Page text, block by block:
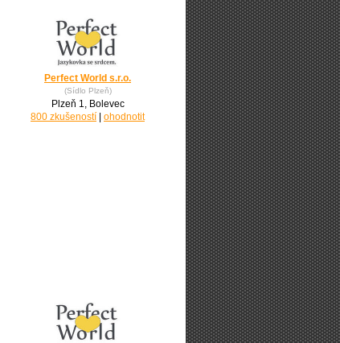
Perfect World s.r.o.
(Sídlo Plzeň)
Plzeň 1, Bolevec
800 zkušeností
ohodnotit